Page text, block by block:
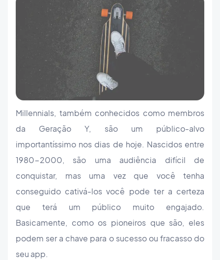
Millennials, também conhecidos como membros
da Geração Y, são um público-alvo
importantíssimo nos dias de hoje. Nascidos entre
1980-2000, são uma audiência difícil de
conquistar, mas uma vez que você tenha
conseguido cativá-los você pode ter a certeza
que terá um público muito engajado.
Basicamente, como os pioneiros que são, eles
podem ser a chave para o sucesso ou fracasso do
seu app.